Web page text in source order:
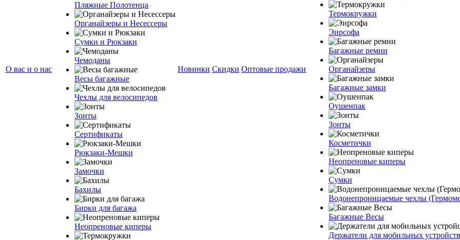
О вас и о нас
Пляжные Полотенца
Органайзеры и Несессеры
Сумки и Рюкзаки
Чемоданы
Весы багажные
Чехлы для велосипедов
Зонты
Сертификаты
Рюкзаки-Мешки
Замочки
Бахилы
Бирки для багажа
Неопреновые киперы
Новинки Скидки Оптовые продажи
Термокружки
Эирсофа
Багажные ремни
Органайзеры
Багажные замки
Оушенпак
Зонты
Косметички
Неопреновые киперы
Сумки
Водонепроницаемые чехлы
Багажные Весы
Держатели для мобильных устройств